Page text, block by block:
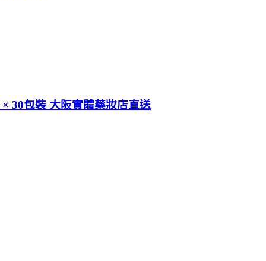
30包裝 大阪實體藥妝店直送